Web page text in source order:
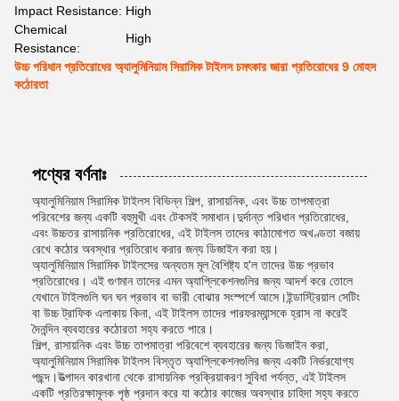
Impact Resistance: High
Chemical
Resistance:
High
উচ্চ পরিধান প্রতিরোধের অ্যালুমিনিয়াম সিরামিক টাইলস চমৎকার জারা প্রতিরোধের 9 মোহস
কঠোরতা
পণ্যের বর্ণনাঃ
অ্যালুমিনিয়াম সিরামিক টাইলস বিভিন্ন শিল্প, রাসায়নিক, এবং উচ্চ তাপমাত্রা
পরিবেশের জন্য একটি বহুমুখী এবং টেকসই সমাধান।দুর্দান্ত পরিধান প্রতিরোধের,
এবং উচ্চতর রাসায়নিক প্রতিরোধের, এই টাইলস তাদের কাঠামোগত অখণ্ডতা বজায়
রেখে কঠোর অবস্থার প্রতিরোধ করার জন্য ডিজাইন করা হয়।
অ্যালুমিনিয়াম সিরামিক টাইলসের অন্যতম মূল বৈশিষ্ট্য হ'ল তাদের উচ্চ প্রভাব
প্রতিরোধের। এই গুণমান তাদের এমন অ্যাপ্লিকেশনগুলির জন্য আদর্শ করে তোলে
যেখানে টাইলগুলি ঘন ঘন প্রভাব বা ভারী বোঝার সংস্পর্শে আসে।ইন্ডাস্ট্রিয়াল সেটিং
বা উচ্চ ট্রাফিক এলাকায় কিনা, এই টাইলস তাদের পারফরম্যান্সকে হ্রাস না করেই
দৈনন্দিন ব্যবহারের কঠোরতা সহ্য করতে পারে।
শিল্প, রাসায়নিক এবং উচ্চ তাপমাত্রা পরিবেশে ব্যবহারের জন্য ডিজাইন করা,
অ্যালুমিনিয়াম সিরামিক টাইলস বিস্তৃত অ্যাপ্লিকেশনগুলির জন্য একটি নির্ভরযোগ্য
পছন্দ।উত্পাদন কারখানা থেকে রাসায়নিক প্রক্রিয়াকরণ সুবিধা পর্যন্ত, এই টাইলস
একটি প্রতিরক্ষামূলক পৃষ্ঠ প্রদান করে যা কঠোর কাজের অবস্থার চাহিদা সহ্য করতে